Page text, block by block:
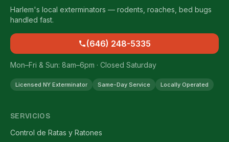
Harlem's local exterminators — rodents, roaches, bed bugs
handled fast.
(646) 248-5335
Mon–Fri & Sun: 8am–6pm · Closed Saturday
Licensed NY Exterminator Same-Day Service Locally Operated
SERVICIOS
Control de Ratas y Ratones